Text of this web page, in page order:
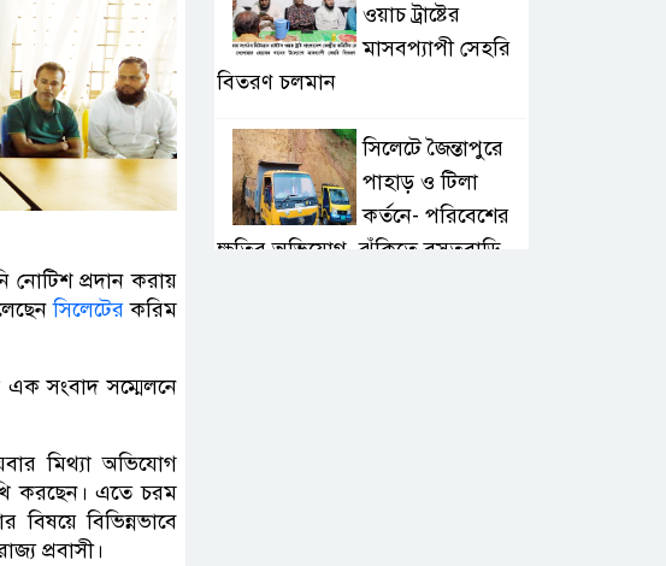
নোটিশ প্রদান করায়
সিলেটেরকরিম
এক সংবাদ সম্মেলনে
মিথ্যা অভিযোগ
করছেন। এতে চরম
বিভিন্নভাবে
প্রবাসী।
ওয়াচ ট্রাষ্টের
মাসবপ্যাপী সেহরি
বিতরণ চলমান
সিলেটে জৈন্তাপুরে
পাহাড় ও টিলা
কর্তনে- পরিবেশের
ক্ষতির অভিযোগ, ঝুঁকিতে বসতবাড়ি